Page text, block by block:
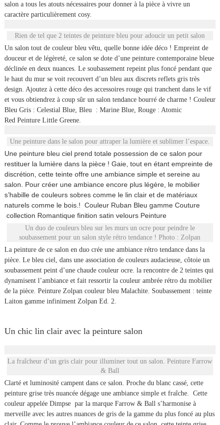
salon a tous les atouts nécessaires pour donner à la pièce à vivre un
caractère particulièrement cosy.
Rien de tel que 2 teintes de peinture bleu pour adoucir un petit salon
Un salon tout de couleur bleu vêtu, quelle bonne idée déco ! Empreint de
douceur et de légèreté, ce salon se dote d’une peinture contemporaine bleue
déclinée en deux nuances. Le soubassement repeint plus foncé pendant que
le haut du mur se voit recouvert d’un bleu aux discrets reflets gris très
design. Ajoutez à cette déco des accessoires rouge qui tranchent dans le vif
et vous obtiendrez à coup sûr un salon tendance bourré de charme ! Couleur
Bleu Gris : Celestial Blue, Bleu : Marine Blue, Rouge : Atomic
Red Peinture Little Greene.
Une peinture dans le salon pour attraper la lumière et sublimer l’espace.
Une peinture bleu ciel prend totale possession de ce salon pour
restituer la lumière dans la pièce ! Gaie, tout en étant empreinte de
discrétion, cette teinte offre une ambiance simple et sereine au
salon. Pour créer une ambiance encore plus légère, le mobilier
s’habille de couleurs sobres comme le lin clair et de matériaux
naturels comme le bois.! Couleur Ruban Bleu gamme Couture
collection Romantique finition satin velours Peinture
Un duo de couleurs bleu sur les murs un ocre pour peindre le
soubassement pour un salon style rétro tendance ! Photo : Zolpan
La peinture de ce salon en duo crée une ambiance rétro tendance dans la
pièce. Le bleu ciel, dans une association de couleurs audacieuse, côtoie un
soubassement peint d’une chaude couleur ocre. la rencontre de 2 teintes qui
dynamisent l’ambiance et fait ressortir la couleur ambrée rétro du mobilier
de la pièce. Peinture Zolpan couleur bleu Malachite. Soubassement : teinte
Laiton gamme infiniment Zolpan Ed. 2.
Un chic lin clair avec la peinture salon
La fraîcheur d’un gris clair pour illuminer tout un salon. Peinture Farrow
& Ball
Clarté et luminosité campent dans ce salon. Proche du blanc cassé, cette
peinture grise très nuancée dégage une ambiance simple et fraîche. Cette
couleur appelée Dimpse par la marque Farrow & Ball s’harmonise à
merveille avec les autres nuances de gris de la gamme du plus foncé au plus